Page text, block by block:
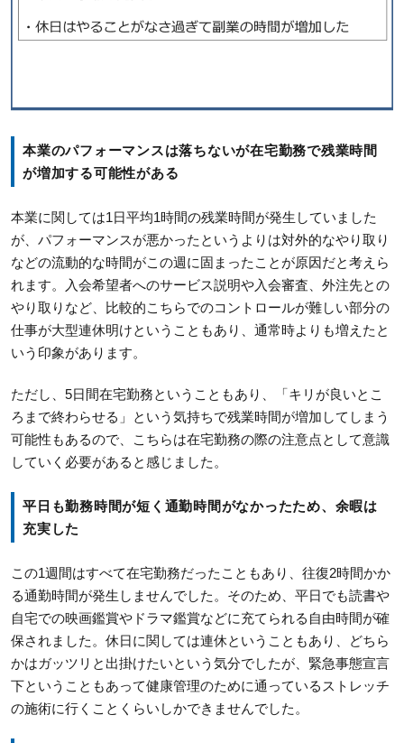
本業のパフォーマンスは落ちないが在宅勤務で残業時間
が増加する可能性がある
本業に関しては1日平均1時間の残業時間が発生していました
が、パフォーマンスが悪かったというよりは対外的なやり取り
などの流動的な時間がこの週に固まったことが原因だと考えら
れます。入会希望者へのサービス説明や入会審査、外注先との
やり取りなど、比較的こちらでのコントロールが難しい部分の
仕事が大型連休明けということもあり、通常時よりも増えたと
いう印象があります。
ただし、5日間在宅勤務ということもあり、「キリが良いとこ
ろまで終わらせる」という気持ちで残業時間が増加してしまう
可能性もあるので、こちらは在宅勤務の際の注意点として意識
していく必要があると感じました。
平日も勤務時間が短く通勤時間がなかったため、余暇は
充実した
この1週間はすべて在宅勤務だったこともあり、往復2時間かか
る通勤時間が発生しませんでした。そのため、平日でも読書や
自宅での映画鑑賞やドラマ鑑賞などに充てられる自由時間が確
保されました。休日に関しては連休ということもあり、どちら
かはガッツリと出掛けたいという気分でしたが、緊急事態宣言
下ということもあって健康管理のために通っているストレッチ
の施術に行くことくらいしかできませんでした。